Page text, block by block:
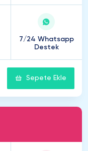
7/24 Whatsapp
Destek
Sepete Ekle